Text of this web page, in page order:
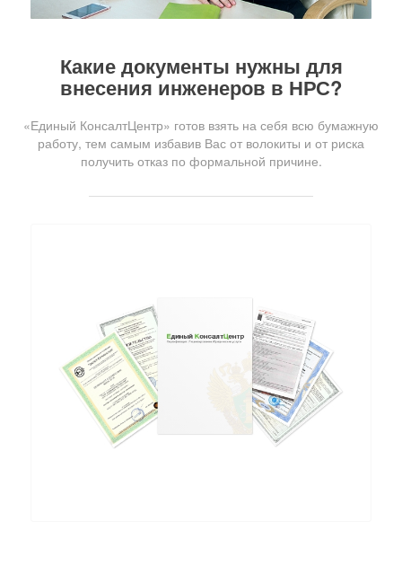
Какие документы нужны для
внесения инженеров в НРС?
«Единый КонсалтЦентр» готов взять на себя всю бумажную
работу, тем самым избавив Вас от волокиты и от риска
получить отказ по формальной причине.